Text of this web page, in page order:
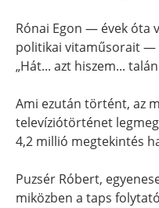
Rónai Egon — évek óta
politikai vitaműsorait —
„Hát... azt hiszem...
Ami ezután történt, az
televíziótörténet
4,2 millió megtekintés
Puzsér Róbert,
miközben a taps